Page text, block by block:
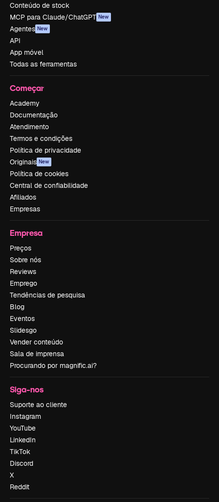
Conteúdo de stock
MCP para Claude/ChatGPT New
Agentes New
API
App móvel
Todas as ferramentas
Começar
Academy
Documentação
Atendimento
Termos e condições
Política de privacidade
Originais New
Política de cookies
Central de confiabilidade
Afiliados
Empresas
Empresa
Preços
Sobre nós
Reviews
Emprego
Tendências de pesquisa
Blog
Eventos
Slidesgo
Vender conteúdo
Sala de imprensa
Procurando por magnific.ai?
Siga-nos
Suporte ao cliente
Instagram
YouTube
LinkedIn
TikTok
Discord
X
Reddit